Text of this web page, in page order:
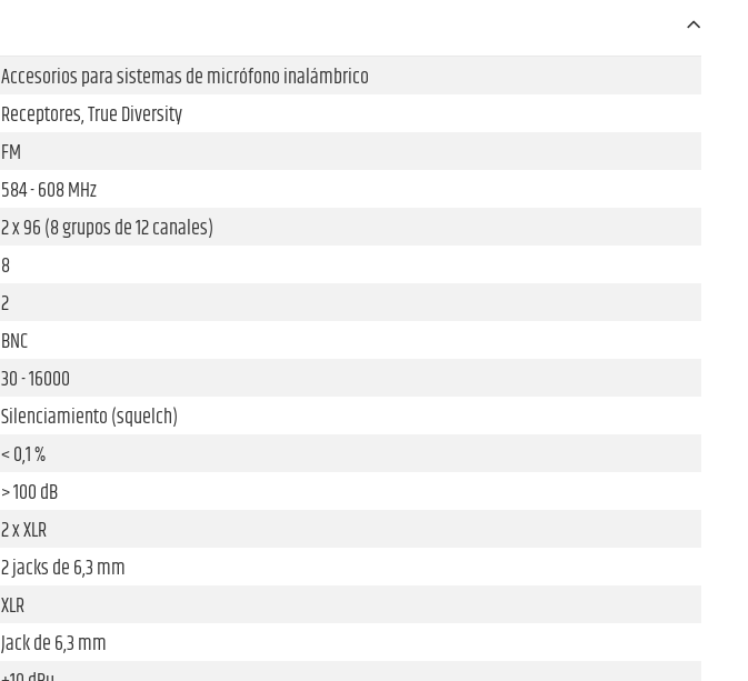
Accesorios para sistemas de micrófono inalámbrico
Receptores, True Diversity
FM
584 - 608 MHz
2 x 96 (8 grupos de 12 canales)
8
2
BNC
30 - 16000
Silenciamiento (squelch)
< 0,1 %
> 100 dB
2 x XLR
2 jacks de 6,3 mm
XLR
Jack de 6,3 mm